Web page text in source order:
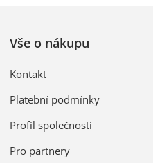
Vše o nákupu
Kontakt
Platební podmínky
Profil společnosti
Pro partnery